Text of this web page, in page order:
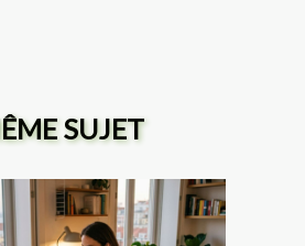
SUJET